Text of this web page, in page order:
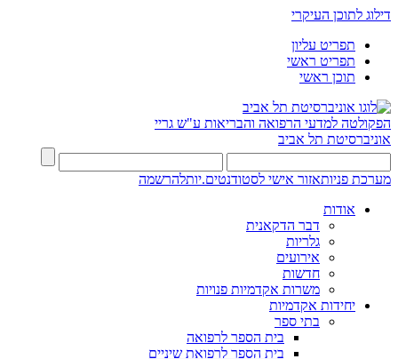
דילוג לתוכן העיקרי
תפריט עליון
תפריט ראשי
תוכן ראשי
הפקולטה למדעי הרפואה והבריאות ע"ש גריי
אוניברסיטת תל אביב
מערכת פניותאזור אישי לסטודנטים.יותלהרשמה
אודות
דבר הדקאנית
גלריות
אירועים
חדשות
משרות אקדמיות פנויות
יחידות אקדמיות
בתי ספר
בית הספר לרפואה
בית הספר לרפואת שיניים